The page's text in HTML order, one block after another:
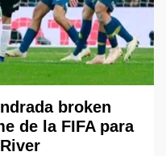
broken
de la FIFA para